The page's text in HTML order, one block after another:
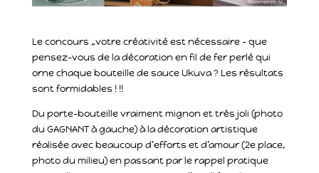
Le concours „votre créativité est nécessaire – que
pensez-vous de la décoration en fil de fer perlé qui
orne chaque bouteille de sauce Ukuva ? Les résultats
sont formidables ! !!
Du porte-bouteille vraiment mignon et très joli (photo
du GAGNANT à gauche) à la décoration artistique
réalisée avec beaucoup d’efforts et d’amour (2e place,
photo du milieu) en passant par le rappel pratique